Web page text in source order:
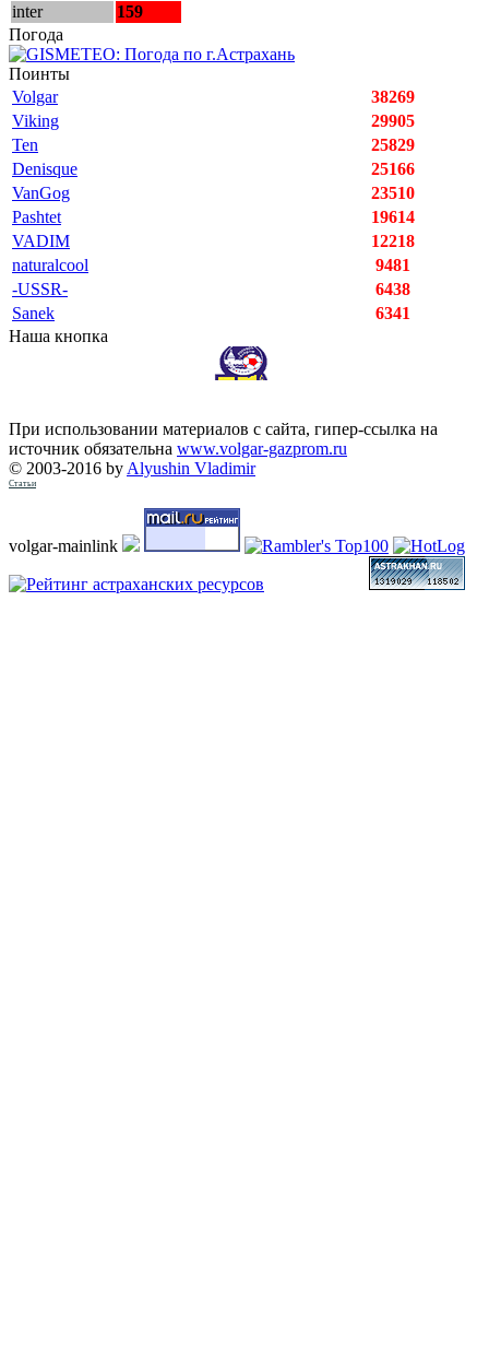
inter
159
Погода
Поинты
Volgar
38269
Viking
29905
Ten
25829
Denisque
25166
VanGog
23510
Pashtet
19614
VADIM
12218
naturalcool
9481
-USSR-
6438
Sanek
6341
Наша кнопка
При использовании материалов с сайта, гипер-ссылка на
источник обязательна www.volgar-gazprom.ru
© 2003-2016 by Alyushin Vladimir
Статьи
volgar-mainlink